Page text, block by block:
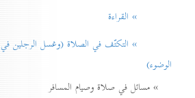
» القراءة
» التكتّف في الصلاة (وغسل الرجلين في
الوضوء)
» مسائل في صلاة وصيام المسافر